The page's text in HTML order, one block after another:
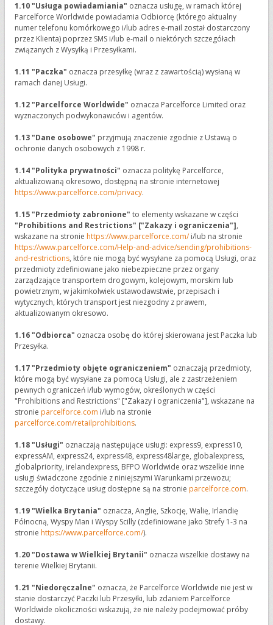
1.10 "Usługa powiadamiania" oznacza usługę, w ramach której
Parcelforce Worldwide powiadamia Odbiorcę (którego aktualny
numer telefonu komórkowego i/lub adres e-mail został dostarczony
przez Klienta) poprzez SMS i/lub e-mail o niektórych szczegółach
związanych z Wysyłką i Przesyłkami.
1.11 "Paczka" oznacza przesyłkę (wraz z zawartością) wysłaną w
ramach danej Usługi.
1.12 "Parcelforce Worldwide" oznacza Parcelforce Limited oraz
wyznaczonych podwykonawców i agentów.
1.13 "Dane osobowe" przyjmują znaczenie zgodnie z Ustawą o
ochronie danych osobowych z 1998 r.
1.14 "Polityka prywatności" oznacza politykę Parcelforce,
aktualizowaną okresowo, dostępną na stronie internetowej
https://www.parcelforce.com/privacy.
1.15 "Przedmioty zabronione" to elementy wskazane w części
"Prohibitions and Restrictions" ["Zakazy i ograniczenia"],
wskazane na stronie https://www.parcelforce.com/ i/lub na stronie
https://www.parcelforce.com/Help-and-advice/sending/prohibitions-
and-restrictions, które nie mogą być wysyłane za pomocą Usługi, oraz
przedmioty zdefiniowane jako niebezpieczne przez organy
zarządzające transportem drogowym, kolejowym, morskim lub
powietrznym, w jakimkolwiek ustawodawstwie, przepisach i
wytycznych, których transport jest niezgodny z prawem,
aktualizowanym okresowo.
1.16 "Odbiorca" oznacza osobę do której skierowana jest Paczka lub
Przesyłka.
1.17 "Przedmioty objęte ograniczeniem" oznaczają przedmioty,
które mogą być wysyłane za pomocą Usługi, ale z zastrzeżeniem
pewnych ograniczeń i/lub wymogów, określonych w części
"Prohibitions and Restrictions" ["Zakazy i ograniczenia"], wskazane na
stronie parcelforce.com i/lub na stronie
parcelforce.com/retailprohibitions.
1.18 "Usługi" oznaczają następujące usługi: express9, express10,
expressAM, express24, express48, express48large, globalexpress,
globalpriority, irelandexpress, BFPO Worldwide oraz wszelkie inne
usługi świadczone zgodnie z niniejszymi Warunkami przewozu;
szczegóły dotyczące usług dostępne są na stronie parcelforce.com.
1.19"Wielka Brytania" oznacza, Anglię, Szkocję, Walię, Irlandię
Północną, Wyspy Man i Wyspy Scilly (zdefiniowane jako Strefy 1-3 na
stronie https://www.parcelforce.com/).
1.20 "Dostawa w Wielkiej Brytanii" oznacza wszelkie dostawy na
terenie Wielkiej Brytanii.
1.21 "Niedoręczalne" oznacza, że Parcelforce Worldwide nie jest w
stanie dostarczyć Paczki lub Przesyłki, lub zdaniem Parcelforce
Worldwide okoliczności wskazują, że nie należy podejmować próby
dostawy.